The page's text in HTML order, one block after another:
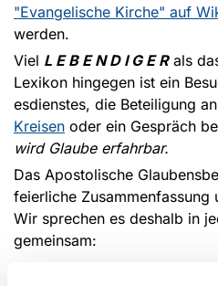
"Evangelische Kirche" auf
werden.
Viel L E B E N D I G E Rals
Lexikon hingegen ist ein
esdienstes, die Beteiligung
Kreisen oder ein Gespräch
wird Glaube erfahrbar.
Das Apostolische
feierliche Zusammenfassung
Wir sprechen es deshalb in
gemeinsam: